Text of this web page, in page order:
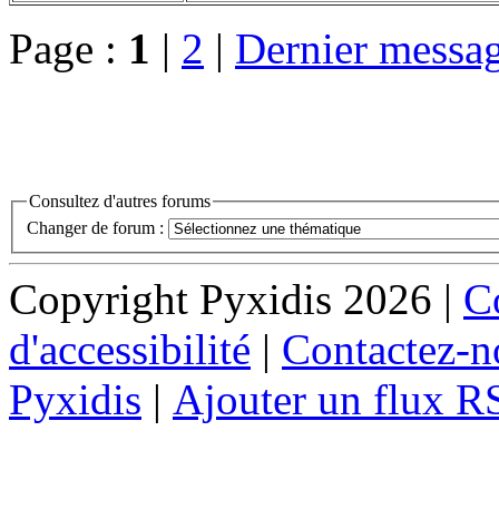
Page : 1 | 2 | Dernier
Consultez d'autres forums
Changer de forum :
Copyright Pyxidis 2026 |
d'accessibilité | Contactez-
Pyxidis | Ajouter un flux